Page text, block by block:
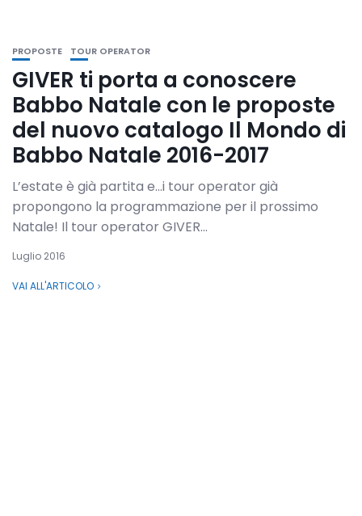
PROPOSTE TOUR OPERATOR
GIVER ti porta a conoscere
Babbo Natale con le proposte
del nuovo catalogo Il Mondo di
Babbo Natale 2016-2017
L’estate è già partita e…i tour operator già
propongono la programmazione per il prossimo
Natale! Il tour operator GIVER...
Luglio 2016
VAI ALL'ARTICOLO